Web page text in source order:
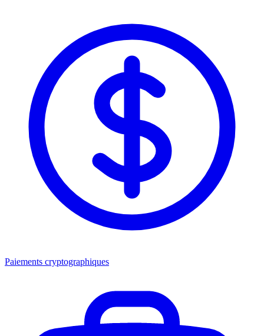
Paiements cryptographiques